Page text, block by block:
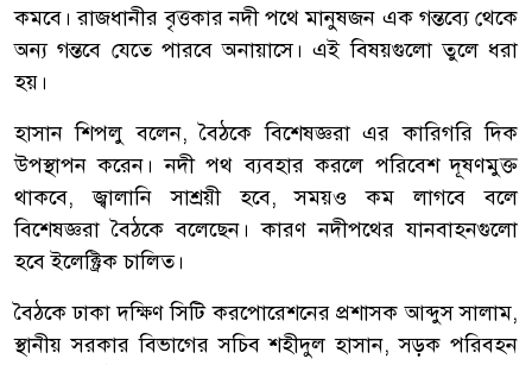
কমবে। রাজধানীর বৃত্তকার নদী পথে মানুষজন এক গন্তব্যে থেকে
অন্য গন্তবে যেতে পারবে অনায়াসে। এই বিষয়গুলো তুলে ধরা
হয়।
হাসান শিপলু বলেন, বৈঠকে বিশেষজ্ঞরা এর কারিগরি দিক
উপস্থাপন করেন। নদী পথ ব্যবহার করলে পরিবেশ দূষণমুক্ত
থাকবে, জ্বালানি সাশ্রয়ী হবে, সময়ও কম লাগবে বলে
বিশেষজ্ঞরা বৈঠকে বলেছেন। কারণ নদীপথের যানবাহনগুলো
হবে ইলেক্ট্রিক চালিত।
বৈঠকে ঢাকা দক্ষিণ সিটি করপোরেশনের প্রশাসক আব্দুস সালাম,
স্থানীয় সরকার বিভাগের সচিব শহীদুল হাসান, সড়ক পরিবহন